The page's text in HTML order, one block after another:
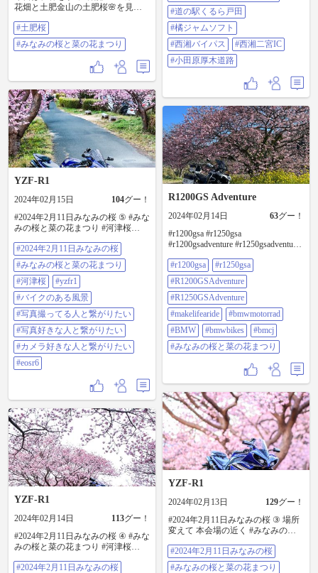
花畑と土肥金山の土肥桜🌸を見て
温泉♨️でもパチリ📱 気温も13℃ま
であがり、風も穏やかで暖かい、
ツーリング日和でした😊 因みに、
河津桜とみなみの桜は、ほぼ蕾み
でした。 #土肥桜#みなみの桜と菜
の花まつり
#土肥桜
#みなみの桜と菜の花まつり
せたでしょ？ #Cafe&HumburgrRa-
maru 名物の#下田バーガー は金目
鯛をフライにして、甘辛いソース
とカマンベールチーズを合わせた
ハンバーガー。揚げたてで、ホン
トサクサク。こんな美味しいフィ
ッシュバーガーあるんだって🍔目
からウロコでした！ #みなみの桜と
菜の花まつり 通りすがりに菜の花
畑を見つけ、立ち寄りました！桜
は終わったのかな？これからか
な？菜の花は見頃でした♪ #道の駅
くるら戸田 前回は寒くて食べられ
なかった #橘ジャムソフト やっぱ
り美味しい😋 帰り道、行きと同じ
#西湘バイパス を走っていると、ま
さかの雨！雨予報出てなかったの
に…。 止みそうもないので、急遽
#西湘二宮IC で降りて、#小田原厚
木道路 に乗り換えると止んできま
みたい。 この日、メーターセット
し忘れてわからないんだけど、た
ね、ワインディングが普通…。無
心に走ったよ。いやぁ、満足し
た！今回もありがとう😊
#道の駅くるら戸田
#橘ジャムソフト
#西湘バイパス
#西湘二宮IC
#小田原厚木道路
YZF-R1
2024年02月15日 104グー！
#2024年2月11日みなみの桜 ⑤ #みな
みの桜と菜の花まつり #河津桜
ってる人と繋がりたい #写真好きな
人と繋がりたい #カメラ好きな人と
繋がりたい #eosr6
#2024年2月11日みなみの桜
#みなみの桜と菜の花まつり
#河津桜
#yzfr1
#バイクのある風景
#写真撮ってる人と繋がりたい
#写真好きな人と繋がりたい
#カメラ好きな人と繋がりたい
#eosr6
R1200GS Adventure
2024年02月14日 63グー！
#r1200gsa #r1250gsa
#r1200gsadventure #r1250gsadventure
#bmwbikes #bmcj #みなみの桜と菜
の花まつり
#r1200gsa
#r1250gsa
#R1200GSAdventure
#R1250GSAdventure
#makelifearide
#bmwmotorrad
#BMW
#bmwbikes
#bmcj
#みなみの桜と菜の花まつり
YZF-R1
2024年02月14日 113グー！
#2024年2月11日みなみの桜 ④ #みな
みの桜と菜の花まつり #河津桜
#2024年2月11日みなみの桜
YZF-R1
2024年02月13日 129グー！
#2024年2月11日みなみの桜 ③ 場所
変えて 本会場の近く #みなみの桜
イクのある風景
#2024年2月11日みなみの桜
#みなみの桜と菜の花まつり